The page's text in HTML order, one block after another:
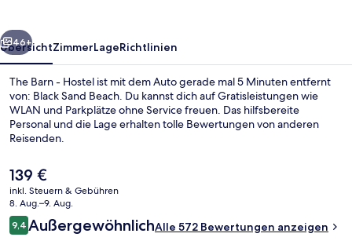
Weiter
46+
ÜbersichtZimmerLageRichtlinien
The Barn - Hostel ist mit dem Auto gerade mal 5 Minuten entfernt
von: Black Sand Beach. Du kannst dich auf Gratisleistungen wie
WLAN und Parkplätze ohne Service freuen. Das hilfsbereite
Personal und die Lage erhalten tolle Bewertungen von anderen
Reisenden.
Der
aktuelle
Preis
beträgt
139 €.
139 €
inkl. Steuern & Gebühren
8. Aug.–9. Aug.
Bewertungen
9,49,4 von 10.
AußergewöhnlichAlle 572 Bewertungen anzeigen